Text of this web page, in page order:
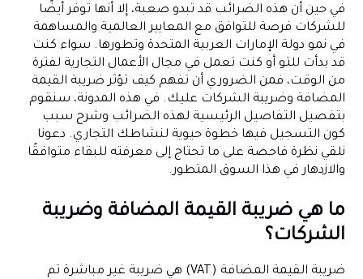
الخاتمة
في حين أن هذه الضرائب قد تبدو صعبة، إلا أنها توفر أيضًا
للشركات فرصة للتوافق مع المعايير العالمية والمساهمة
في نمو دولة الإمارات العربية المتحدة وتطورها. سواء كنت
قد بدأت للتو أو كنت تعمل في مجال الأعمال التجارية لفترة
من الوقت، فمن الضروري أن تفهم كيف تؤثر ضريبة القيمة
المضافة وضريبة الشركات عليك. في هذه المدونة، سنقوم
بتفصيل التفاصيل الرئيسية لهذه الضرائب وشرح سبب
كون التسجيل فيها خطوة حيوية لنشاطك التجاري. دعونا
نلقي نظرة فاحصة على ما تحتاج إلى معرفته للبقاء متوافقًا
والازدهار في هذا السوق المتطور.
ما هي ضريبة القيمة المضافة وضريبة
الشركات؟
ضريبة القيمة المضافة (VAT) هي ضريبة غير مباشرة تم